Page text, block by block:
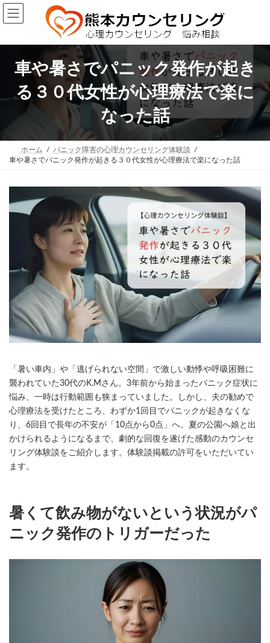
コ
ン
ナ
ビ
車や暑さでパニック発作が起き
る３０代女性が心理療法で楽に
なった話
ホーム
パニック障害の心理カウンセリング体験談
車や暑さでパニック発作が起きる３０代女性が心理療法で楽になった話
「暑い車内」や「逃げられない空間」で激しい動悸や呼吸困難に
襲われていた30代のK.Mさん。3年前から始まったパニック症状に
悩み、一時は行動範囲も狭まっていました。しかし、夫の勧めで
心理療法を受けたところ、わずか1回目でパニックが起きなくな
り、6回目で長年の不安が「10点から0点」へ。夏の公園へ娘と出
かけられるようになるまで、劇的な回復を遂げた感動のカウンセ
リング体験談をご紹介します。体験談掲載の許可をいただいてい
ます。
暑くて飲み物がないという状況がパ
ニック発作のトリガーだった